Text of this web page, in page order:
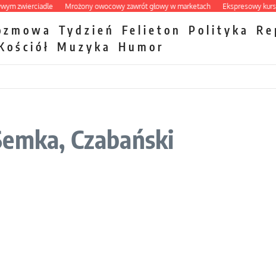
Mrożony owocowy zawrót głowy w marketach Ekspresowy kurs
Tydzień Felieton Polityka
Muzyka Humor
Czabański